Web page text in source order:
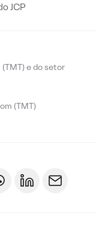
JCP
e do setor
(TMT)